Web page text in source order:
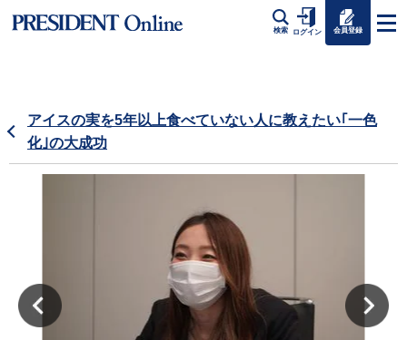
検索 ログイン 会員登録
アイスの実を5年以上食べていない人に教えたい｢一色
化｣の大成功